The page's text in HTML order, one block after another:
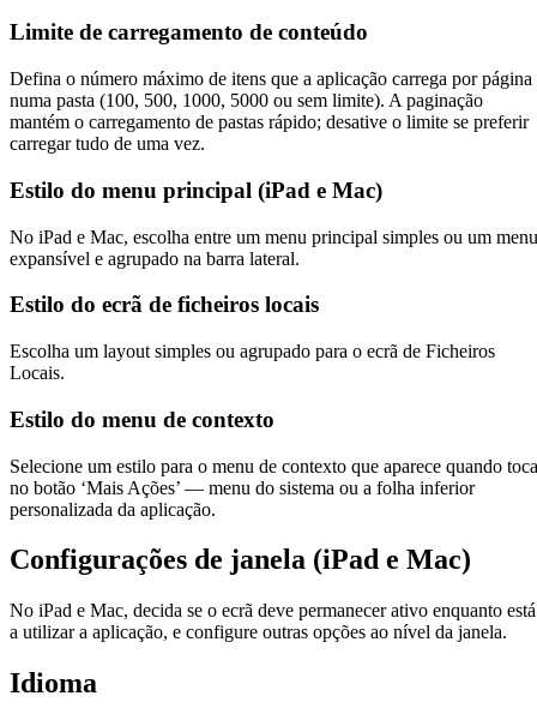
Limite de carregamento de conteúdo
Defina o número máximo de itens que a aplicação carrega por página
numa pasta (100, 500, 1000, 5000 ou sem limite). A paginação
mantém o carregamento de pastas rápido; desative o limite se preferir
carregar tudo de uma vez.
Estilo do menu principal (iPad e Mac)
No iPad e Mac, escolha entre um menu principal simples ou um menu
expansível e agrupado na barra lateral.
Estilo do ecrã de ficheiros locais
Escolha um layout simples ou agrupado para o ecrã de Ficheiros
Locais.
Estilo do menu de contexto
Selecione um estilo para o menu de contexto que aparece quando toca
no botão ‘Mais Ações’ — menu do sistema ou a folha inferior
personalizada da aplicação.
Configurações de janela (iPad e Mac)
No iPad e Mac, decida se o ecrã deve permanecer ativo enquanto está
a utilizar a aplicação, e configure outras opções ao nível da janela.
Idioma